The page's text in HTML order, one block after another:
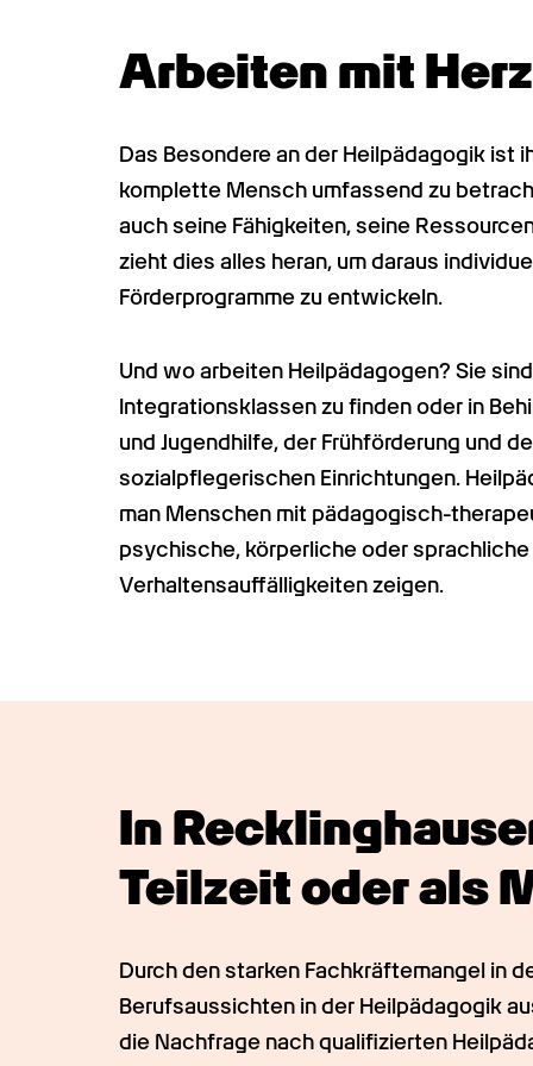
Arbeiten mit
Das Besondere an der Heilpädagogik ist
komplette Mensch umfassend zu
auch seine Fähigkeiten, seine
zieht dies alles heran, um daraus
Förderprogramme zu entwickeln.
Und wo arbeiten Heilpädagogen? Sie
Integrationsklassen zu finden oder in
und Jugendhilfe, der Frühförderung und
sozialpflegerischen Einrichtungen.
man Menschen mit pädagogisch-
psychische, körperliche oder
Verhaltensauffälligkeiten zeigen.
In
Teilzeit oder als
Durch den starken Fachkräftemangel in
Berufsaussichten in der Heilpädagogik
die Nachfrage nach qualifizierten